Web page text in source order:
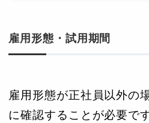
雇用形態・試用期間
雇用形態が正社員以外の
に確認することが必要で